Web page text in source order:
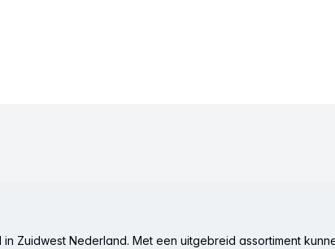
Zuidwest Nederland. Met een uitgebreid assortiment